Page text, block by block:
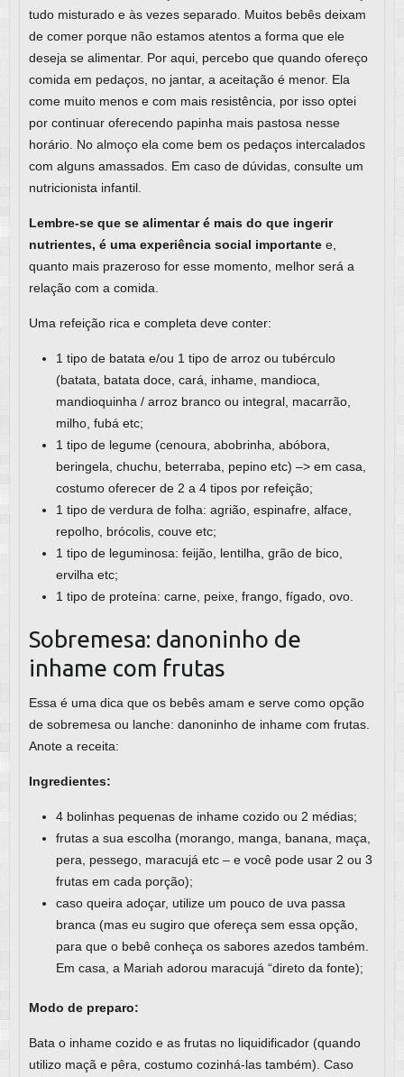
tudo misturado e às vezes separado. Muitos bebês deixam
de comer porque não estamos atentos a forma que ele
deseja se alimentar. Por aqui, percebo que quando ofereço
comida em pedaços, no jantar, a aceitação é menor. Ela
come muito menos e com mais resistência, por isso optei
por continuar oferecendo papinha mais pastosa nesse
horário. No almoço ela come bem os pedaços intercalados
com alguns amassados. Em caso de dúvidas, consulte um
nutricionista infantil.
Lembre-se que se alimentar é mais do que ingerir
nutrientes, é uma experiência social importantee,
quanto mais prazeroso for esse momento, melhor será a
relação com a comida.
Uma refeição rica e completa deve conter:
1 tipo de batata e/ou 1 tipo de arroz ou tubérculo
(batata, batata doce, cará, inhame, mandioca,
mandioquinha / arroz branco ou integral, macarrão,
milho, fubá etc;
1 tipo de legume (cenoura, abobrinha, abóbora,
beringela, chuchu, beterraba, pepino etc) –> em casa,
costumo oferecer de 2 a 4 tipos por refeição;
1 tipo de verdura de folha: agrião, espinafre, alface,
repolho, brócolis, couve etc;
1 tipo de leguminosa: feijão, lentilha, grão de bico,
ervilha etc;
1 tipo de proteína: carne, peixe, frango, fígado, ovo.
Sobremesa: danoninho de
inhame com frutas
Essa é uma dica que os bebês amam e serve como opção
de sobremesa ou lanche: danoninho de inhame com frutas.
Anote a receita:
Ingredientes:
4 bolinhas pequenas de inhame cozido ou 2 médias;
frutas a sua escolha (morango, manga, banana, maça,
pera, pessego, maracujá etc – e você pode usar 2 ou 3
frutas em cada porção);
caso queira adoçar, utilize um pouco de uva passa
branca (mas eu sugiro que ofereça sem essa opção,
para que o bebê conheça os sabores azedos também.
Em casa, a Mariah adorou maracujá “direto da fonte);
Modo de preparo:
Bata o inhame cozido e as frutas no liquidificador (quando
utilizo maçã e pêra, costumo cozinhá-las também). Caso